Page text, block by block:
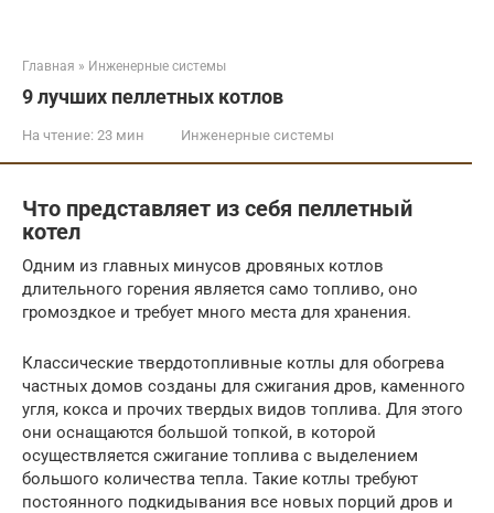
Главная » Инженерные системы
9 лучших пеллетных котлов
На чтение: 23 мин Инженерные системы
Что представляет из себя пеллетный
котел
Одним из главных минусов дровяных котлов
длительного горения является само топливо, оно
громоздкое и требует много места для хранения.
Классические твердотопливные котлы для обогрева
частных домов созданы для сжигания дров, каменного
угля, кокса и прочих твердых видов топлива. Для этого
они оснащаются большой топкой, в которой
осуществляется сжигание топлива с выделением
большого количества тепла. Такие котлы требуют
постоянного подкидывания все новых порций дров и